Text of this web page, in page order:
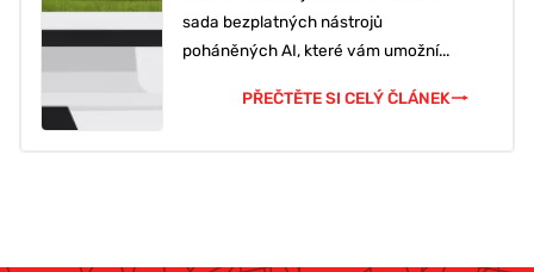
sada bezplatných nástrojů
poháněných AI, které vám umožní...
PŘEČTĚTE SI CELÝ ČLÁNEK